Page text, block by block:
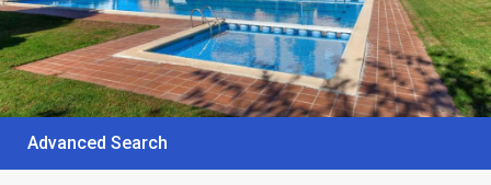
Advanced Search